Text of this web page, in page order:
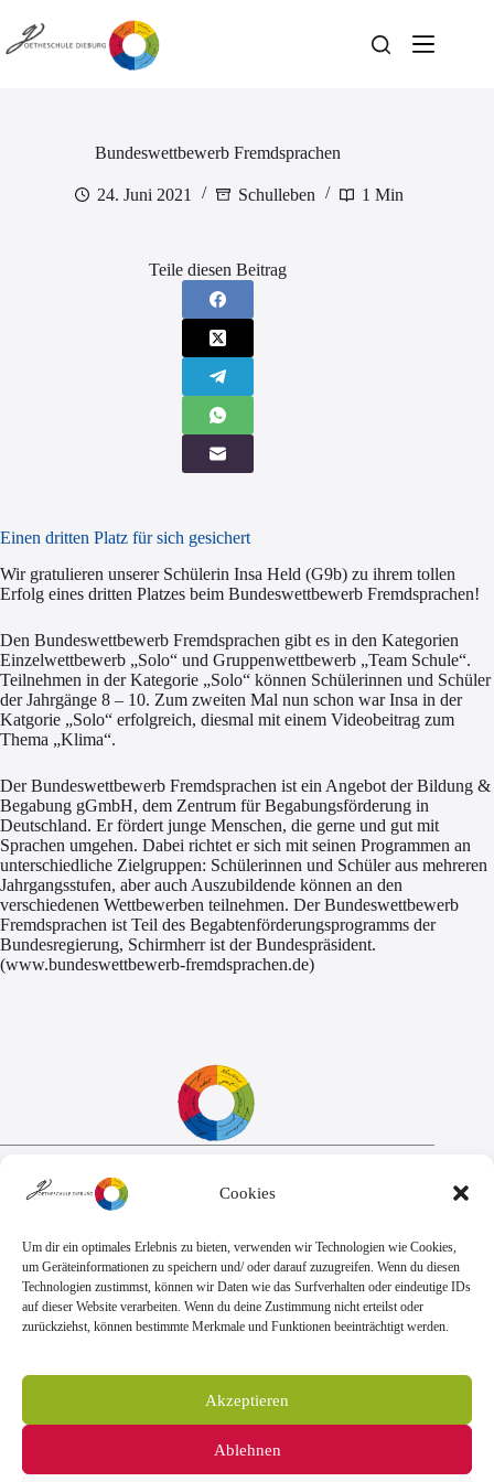
Cookies
Um dir ein optimales Erlebnis zu bieten, verwenden wir Technologien wie Cookies,
um Geräteinformationen zu speichern und/ oder darauf zuzugreifen. Wenn du diesen
Technologien zustimmst, können wir Daten wie das Surfverhalten oder eindeutige IDs
auf dieser Website verarbeiten. Wenn du deine Zustimmung nicht erteilst oder
zurückziehst, können bestimmte Merkmale und Funktionen beeinträchtigt werden.
Akzeptieren
Ablehnen
Inhalt
springen
Bundeswettbewerb Fremdsprachen
24. Juni 2021 Schulleben 1 Min
Teile diesen Beitrag
Einen dritten Platz für sich gesichert
Wir gratulieren unserer Schülerin Insa Held (G9b) zu ihrem tollen
Erfolg eines dritten Platzes beim Bundeswettbewerb Fremdsprachen!
Den Bundeswettbewerb Fremdsprachen gibt es in den Kategorien
Einzelwettbewerb „Solo“ und Gruppenwettbewerb „Team Schule“.
Teilnehmen in der Kategorie „Solo“ können Schülerinnen und Schüler
der Jahrgänge 8 – 10. Zum zweiten Mal nun schon war Insa in der
Katgorie „Solo“ erfolgreich, diesmal mit einem Videobeitrag zum
Thema „Klima“.
Der Bundeswettbewerb Fremdsprachen ist ein Angebot der Bildung &
Begabung gGmbH, dem Zentrum für Begabungsförderung in
Deutschland. Er fördert junge Menschen, die gerne und gut mit
Sprachen umgehen. Dabei richtet er sich mit seinen Programmen an
unterschiedliche Zielgruppen: Schülerinnen und Schüler aus mehreren
Jahrgangsstufen, aber auch Auszubildende können an den
verschiedenen Wettbewerben teilnehmen. Der Bundeswettbewerb
Fremdsprachen ist Teil des Begabtenförderungsprogramms der
Bundesregierung, Schirmherr ist der Bundespräsident.
(www.bundeswettbewerb-fremdsprachen.de)
Sekretariat:
Montag - Donnerstag: 7.45 Uhr bis 14:30 Uhr
E-Mail:
sekretariat@goethe.schule
Telefon
+49 6071 9888 0
Fax
+49 6071 9888 50
Anschrift
Goetheschule Dieburg
Kooperative Gesamtschule des Landkreises
Goethestraße 10-14, 64807 Dieburg